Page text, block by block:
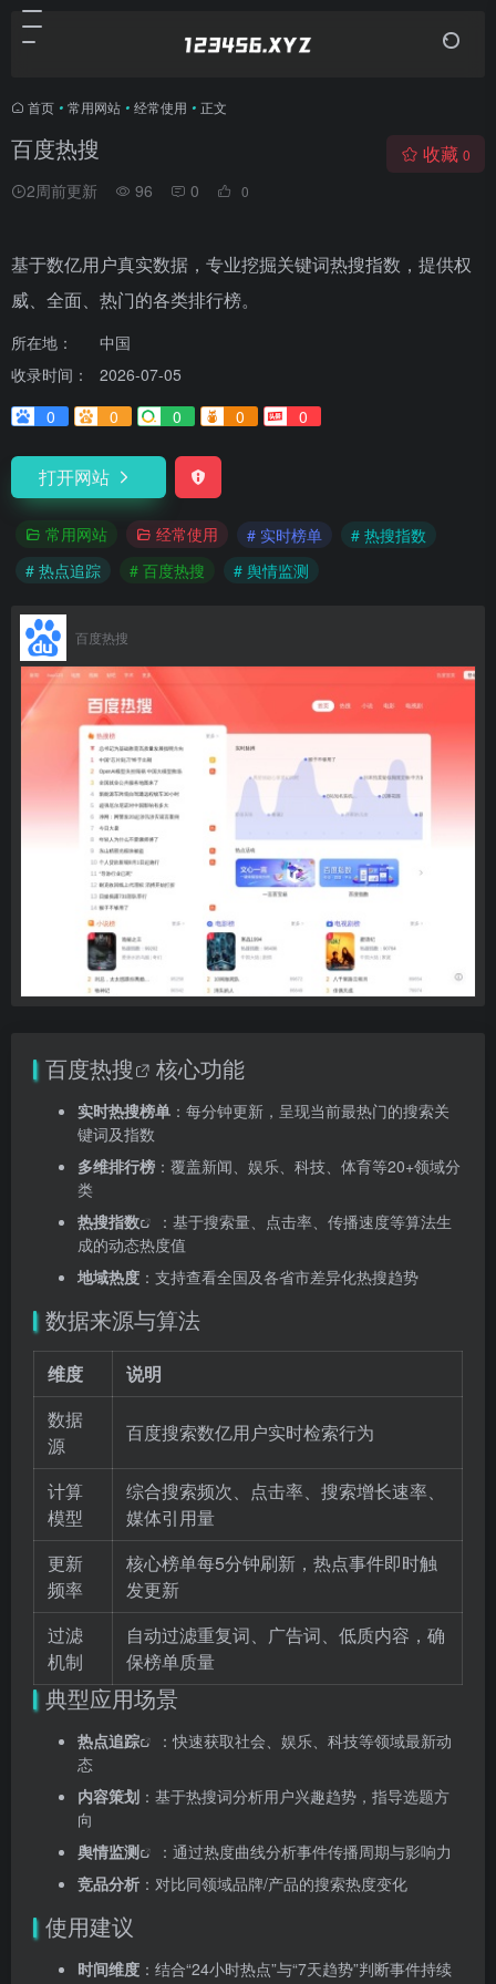
首页 • 常用网站 • 经常使用 • 正文
百度热搜
2周前更新 96 0 0
收藏 0
基于数亿用户真实数据，专业挖掘关键词热搜指数，提供权
威、全面、热门的各类排行榜。
所在地：
中国
收录时间：
2026-07-05
0
0 0 0 0
打开网站
常用网站 经常使用 # 实时榜单
# 热搜指数
# 热点追踪
# 百度热搜 # 舆情监测
百度热搜
百度热搜 核心功能
实时热搜榜单 ：每分钟更新，呈现当前最热门的搜索关
键词及指数
多维排行榜 ：覆盖新闻、娱乐、科技、体育等20+领域分
类
热搜指数
：基于搜索量、点击率、传播速度等算法生
成的动态热度值
地域热度 ：支持查看全国及各省市差异化热搜趋势
数据来源与算法
维度
说明
数据
源
百度搜索数亿用户实时检索行为
计算
模型
综合搜索频次、点击率、搜索增长速率、
媒体引用量
更新
频率
核心榜单每5分钟刷新，热点事件即时触
发更新
过滤
机制
自动过滤重复词、广告词、低质内容，确
保榜单质量
典型应用场景
热点追踪
：快速获取社会、娱乐、科技等领域最新动
态
内容策划 ：基于热搜词分析用户兴趣趋势，指导选题方
向
舆情监测
：通过热度曲线分析事件传播周期与影响力
竞品分析 ：对比同领域品牌/产品的搜索热度变化
使用建议
时间维度 ：结合“24小时热点”与“7天趋势”判断事件持续